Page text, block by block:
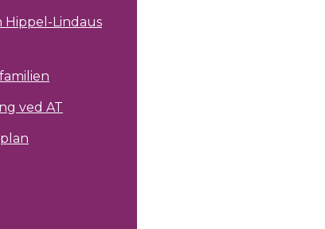
Hippel-Lindaus
ved AT